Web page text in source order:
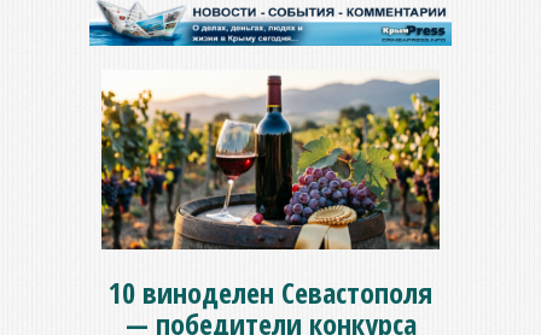
10 виноделен Севастополя
— победители конкурса